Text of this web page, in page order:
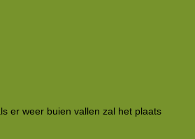
er weer buien vallen zal het plaats